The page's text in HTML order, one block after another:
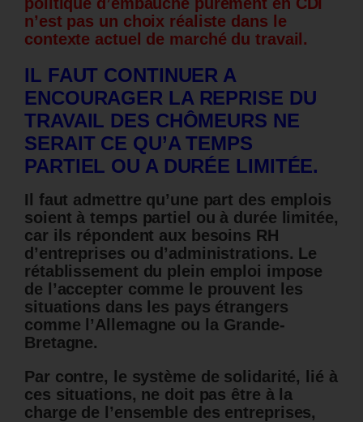
n’est pas un choix réaliste dans le
contexte actuel de marché du travail.
IL FAUT CONTINUER A
ENCOURAGER LA REPRISE DU
TRAVAIL DES CHÔMEURS NE
SERAIT CE QU’A TEMPS
PARTIEL OU A DURÉE LIMITÉE.
Il faut admettre qu’une part des emplois
soient à temps partiel ou à durée limitée,
car ils répondent aux besoins RH
d’entreprises ou d’administrations. Le
rétablissement du plein emploi impose
de l’accepter comme le prouvent les
situations dans les pays étrangers
comme l’Allemagne ou la Grande-
Bretagne.
Par contre, le système de solidarité, lié à
ces situations, ne doit pas être à la
charge de l’ensemble des entreprises,